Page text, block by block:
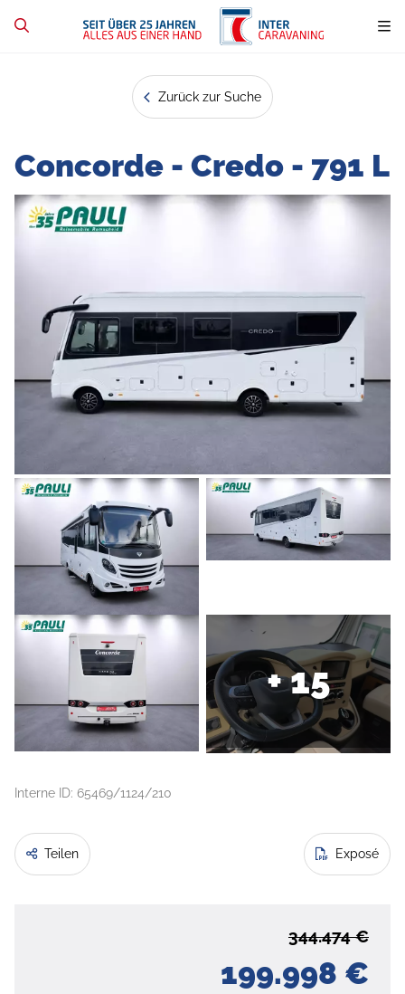
Zurück zur Suche
Concorde - Credo - 791 L
+ 15
Interne ID: 65469/1124/210
Teilen Exposé
199.998 €
344.474 €